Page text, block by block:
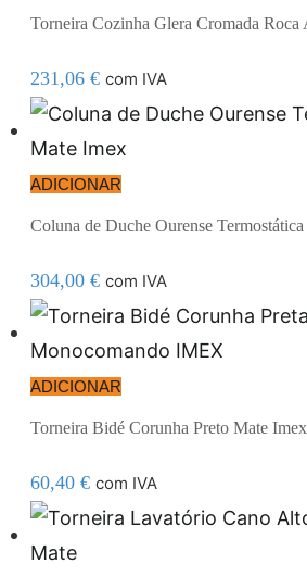
Torneira Cozinha Glera Cromada
231,06 € com IVA
ADICIONAR
Coluna de Duche Ourense
304,00 € com IVA
ADICIONAR
Torneira Bidé Corunha Preto Mate Imex
60,40 € com IVA